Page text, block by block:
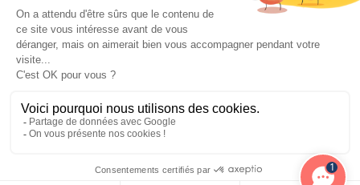
NOTRE RÉSEAU D’AGENCES TRANSACTION-
LOCATION
PROMOTION IMMOBILIÈRE ET AMÉNAGEMENT
© 2026Giboire - Mentions légales-Plan du site 1